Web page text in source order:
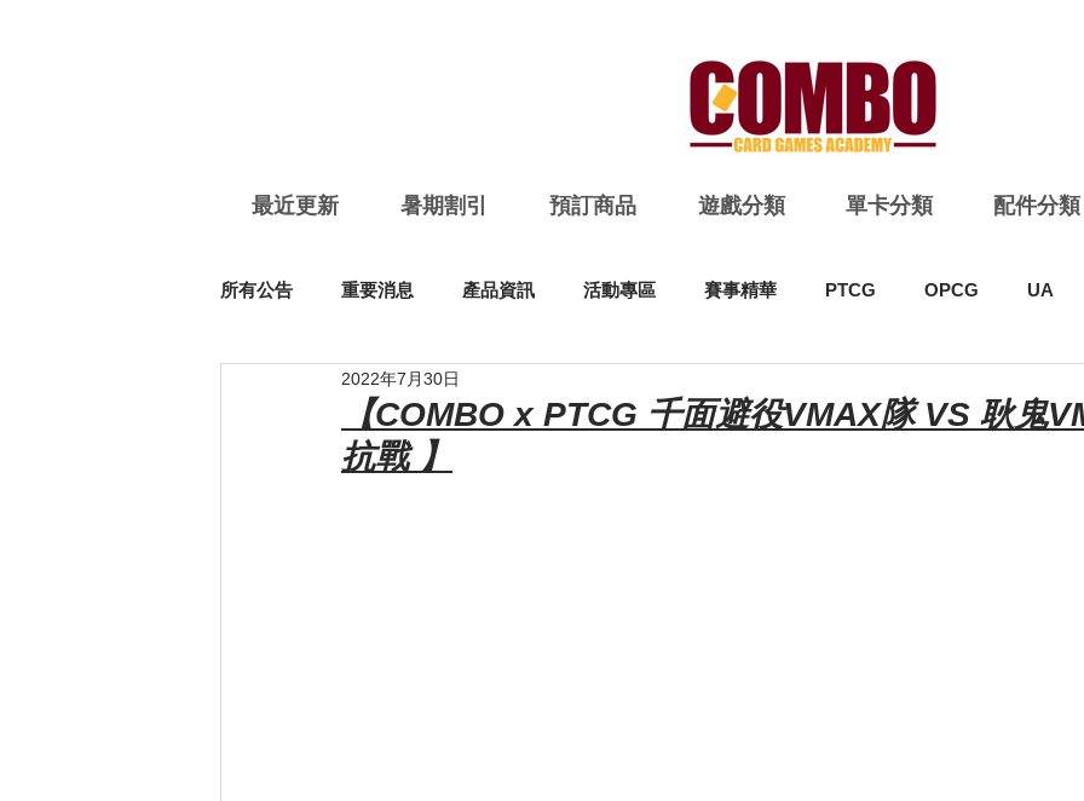
最近更新 暑期割引 預訂商品 遊戲分類 單卡分類 配件分類
所有公告 重要消息 產品資訊 活動專區 賽事精華 PTCG OPCG UA
【COMBO x PTCG 千面避役VMAX隊 VS 耿鬼
抗戰 】
2022年7月30日